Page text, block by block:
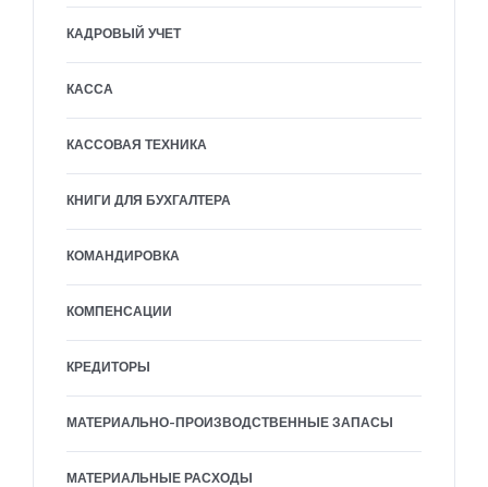
КАДРОВЫЙ УЧЕТ
КАССА
КАССОВАЯ ТЕХНИКА
КНИГИ ДЛЯ БУХГАЛТЕРА
КОМАНДИРОВКА
КОМПЕНСАЦИИ
КРЕДИТОРЫ
МАТЕРИАЛЬНО-ПРОИЗВОДСТВЕННЫЕ ЗАПАСЫ
МАТЕРИАЛЬНЫЕ РАСХОДЫ